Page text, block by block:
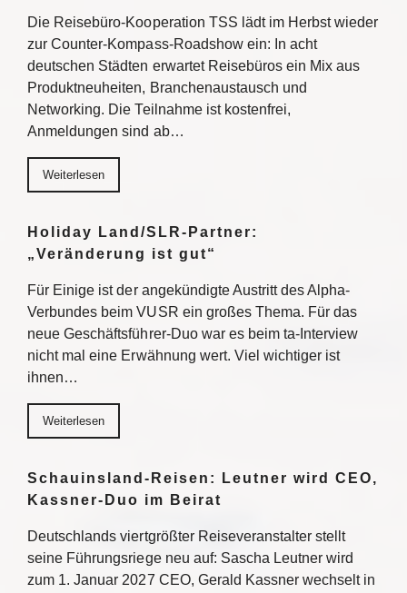
Die Reisebüro-Kooperation TSS lädt im Herbst wieder
zur Counter-Kompass-Roadshow ein: In acht
deutschen Städten erwartet Reisebüros ein Mix aus
Produktneuheiten, Branchenaustausch und
Networking. Die Teilnahme ist kostenfrei,
Anmeldungen sind ab…
Weiterlesen
Holiday Land/SLR-Partner:
„Veränderung ist gut“
Für Einige ist der angekündigte Austritt des Alpha-
Verbundes beim VUSR ein großes Thema. Für das
neue Geschäftsführer-Duo war es beim ta-Interview
nicht mal eine Erwähnung wert. Viel wichtiger ist
ihnen…
Weiterlesen
Schauinsland-Reisen: Leutner wird CEO,
Kassner-Duo im Beirat
Deutschlands viertgrößter Reiseveranstalter stellt
seine Führungsriege neu auf: Sascha Leutner wird
zum 1. Januar 2027 CEO, Gerald Kassner wechselt in